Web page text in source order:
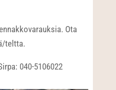
Ota
teltta.
040-5106022